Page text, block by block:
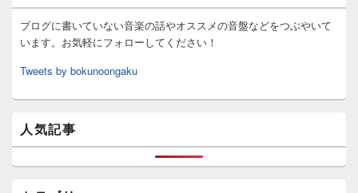
ブログに書いていない音楽の話やオススメの音盤などをつぶやいて
います。お気軽にフォローしてください！
Tweets by bokunoongaku
人気記事